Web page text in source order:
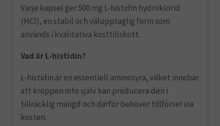
Varje kapsel ger 500 mg L-histidin hydroklorid
(HCl), en stabil och välupptaglig form som
används i kvalitativa kosttillskott.
Vad är L-histidin?
L-histidin är en essentiell aminosyra, vilket innebär
att kroppen inte själv kan producera den i
tillräcklig mängd och därför behöver tillförsel via
kosten.